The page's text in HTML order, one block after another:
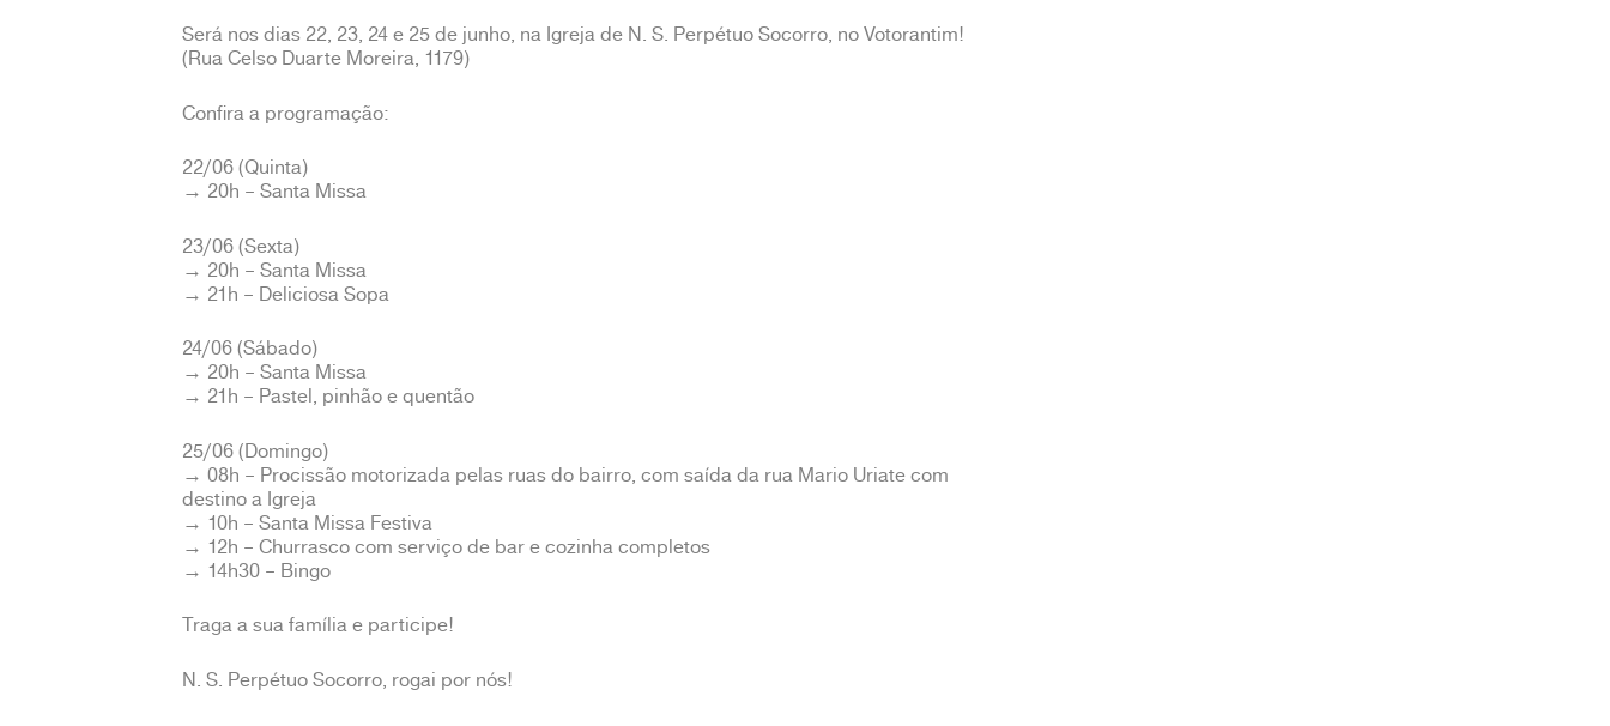
Será nos dias 22, 23, 24 e 25 de junho, na Igreja de N. S. Perpétuo Socorro, no Votorantim!
(Rua Celso Duarte Moreira, 1179)
Confira a programação:
22/06 (Quinta)
→ 20h – Santa Missa
23/06 (Sexta)
→ 20h – Santa Missa
→ 21h – Deliciosa Sopa
24/06 (Sábado)
→ 20h – Santa Missa
→ 21h – Pastel, pinhão e quentão
25/06 (Domingo)
→ 08h – Procissão motorizada pelas ruas do bairro, com saída da rua Mario Uriate com
destino a Igreja
→ 10h – Santa Missa Festiva
→ 12h – Churrasco com serviço de bar e cozinha completos
→ 14h30 – Bingo
Traga a sua família e participe!
N. S. Perpétuo Socorro, rogai por nós!